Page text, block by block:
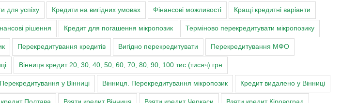
для успіху Кредити на вигідних умовах Фінансові можливості Кращі кредитні варіанти
рішення Кредит для погашення мікропозик Терміново перекредитувати мікропозику
Перекредитування кредитів Вигідно перекредитувати Перекредитування МФО
Вінниця кредит 20, 30, 40, 50, 60, 70, 80, 90, 100 тис (тисяч) грн
Перекредитування у Вінниці Вінниця. Перекредитування мікропозик Кредит видалено у Вінниці